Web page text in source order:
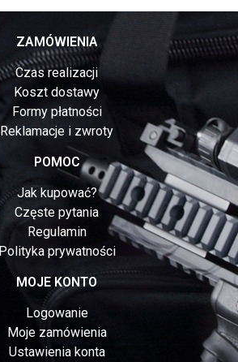
ZAMÓWIENIA
Czas realizacji
Koszt dostawy
Formy płatności
Reklamacje i zwroty
POMOC
Jak kupować?
Częste pytania
Regulamin
Polityka prywatności
MOJE KONTO
Logowanie
Moje zamówienia
Ustawienia konta